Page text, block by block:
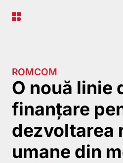
ROMCOM
O nouă linie
finanţare
dezvoltarea
umane din